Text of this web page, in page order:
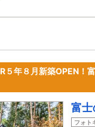
R５年８月新築OPEN！
富
フォト